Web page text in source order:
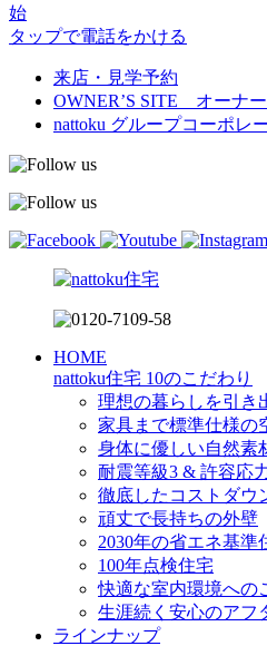
始
タップで電話をかける
来店・見学予約
OWNER’S SITE オーナ
nattoku グループコーポレ
HOME
nattoku住宅 10のこだわり
理想の暮らしを引き
家具まで標準仕様の
身体に優しい自然素
耐震等級3 & 許容応
徹底したコストダウ
頑丈で長持ちの外壁
2030年の省エネ基準
100年点検住宅
快適な室内環境への
生涯続く安心のアフ
ラインナップ